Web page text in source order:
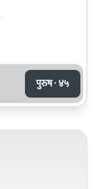
पुरुष · ४५